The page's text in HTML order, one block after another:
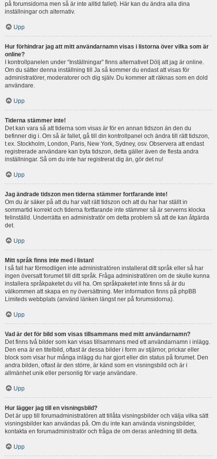
på forumsidorna men så är inte alltid fallet). Här kan du ändra alla dina
inställningar och alternativ.
Upp
Hur förhindrar jag att mitt användarnamn visas i listorna över vilka som är
online?
I kontrollpanelen under “Inställningar” finns alternativet Dölj att jag är online.
Om du sätter denna inställning till Ja så kommer du endast att visas för
administratörer, moderatorer och dig själv. Du kommer att räknas som en dold
användare.
Upp
Tiderna stämmer inte!
Det kan vara så att tiderna som visas är för en annan tidszon än den du
befinner dig i. Om så är fallet, gå till din kontrollpanel och ändra till rätt tidszon,
t.ex. Stockholm, London, Paris, New York, Sydney, osv. Observera att endast
registrerade användare kan byta tidszon, detta gäller även de flesta andra
inställningar. Så om du inte har registrerat dig än, gör det nu!
Upp
Jag ändrade tidszon men tiderna stämmer fortfarande inte!
Om du är säker på att du har valt rätt tidszon och att du har har ställt in
sommartid korrekt och tiderna fortfarande inte stämmer så är serverns klocka
felinställd. Underrätta en administratör om detta problem så att de kan åtgärda
det.
Upp
Mitt språk finns inte med i listan!
I så fall har förmodligen inte administratören installerat ditt språk eller så har
ingen översatt forumet till ditt språk. Fråga administratören om de skulle kunna
installera språkpaketet du vill ha. Om språkpaketet inte finns så är du
välkommen att skapa en ny översättning. Mer information finns på phpBB
Limiteds webbplats (använd länken längst ner på forumsidorna).
Upp
Vad är det för bild som visas tillsammans med mitt användarnamn?
Det finns två bilder som kan visas tillsammans med ett användarnamn i inlägg.
Den ena är en titelbild, oftast är dessa bilder i form av stjärnor, prickar eller
block som visar hur många inlägg du har gjort eller din status på forumet. Den
andra bilden, oftast är den större, är känd som en visningsbild och är i
allmänhet unik eller personlig för varje användare.
Upp
Hur lägger jag till en visningsbild?
Det är upp till forumadministratören att tillåta visningsbilder och välja vilka sätt
visningsbilder kan användas på. Om du inte kan använda visningsbilder,
kontakta en forumadministratör och fråga de om deras anledning till detta.
Upp